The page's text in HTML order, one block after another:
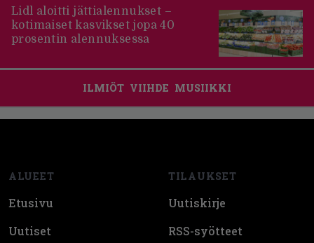
Lidl aloitti jättialennukset –
kotimaiset kasvikset jopa 40
prosentin alennuksessa
ILMIÖT VIIHDE MUSIIKKI
ALUEET
Etusivu
Uutiset
TILAUKSET
Uutiskirje
RSS-syötteet